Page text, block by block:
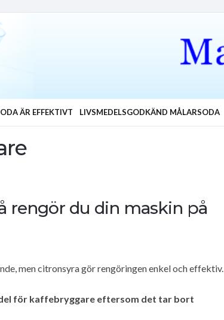
ÄR EFFEKTIVT LIVSMEDELSGODKÄND MÅLARSODA
rengör du din maskin på
men citronsyra gör rengöringen enkel och effektiv.
för kaffebryggare eftersom det tar bort